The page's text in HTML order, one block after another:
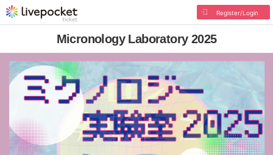
Register/Login
Micronology Laboratory 2025